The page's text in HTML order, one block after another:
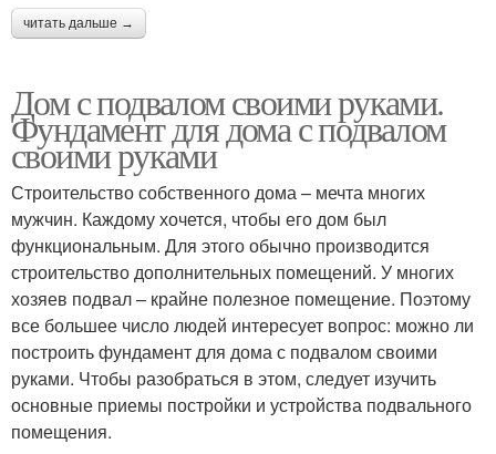
читать дальше →
Дом с подвалом своими руками.
Фундамент для дома с подвалом
своими руками
Строительство собственного дома – мечта многих
мужчин. Каждому хочется, чтобы его дом был
функциональным. Для этого обычно производится
строительство дополнительных помещений. У многих
хозяев подвал – крайне полезное помещение. Поэтому
все большее число людей интересует вопрос: можно ли
построить фундамент для дома с подвалом своими
руками. Чтобы разобраться в этом, следует изучить
основные приемы постройки и устройства подвального
помещения.